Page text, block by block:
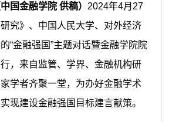
国金融学院 供稿） 2024年4月27
究》、中国人民大学、对外经济
“金融强国”主题对话暨金融学院院
，来自监管、学界、金融机构研
学者齐聚一堂，为办好金融学术
现建设金融强国目标建言献策。